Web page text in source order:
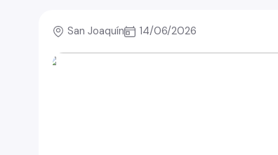
San Joaquín 14/06/2026